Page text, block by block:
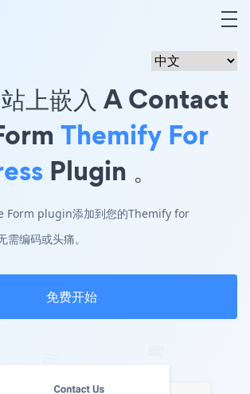
上嵌入 A Contact
Themify For
Plugin 。
Form plugin添加到您的Themify for
编码或头痛。
免费开始